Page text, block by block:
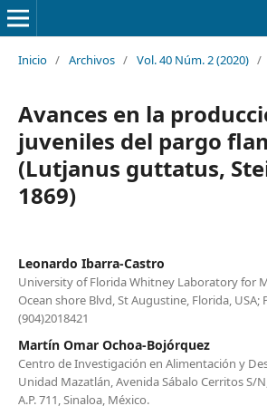
Inicio / Archivos / Vol. 40 Núm. 2 (2020) /
Avances en la
juveniles del pargo
(Lutjanus guttatus,
1869)
Leonardo Ibarra-Castro
University of Florida Whitney Laboratory for
Ocean shore Blvd, St Augustine, Florida, USA;
(904)2018421
Martín Omar Ochoa-Bojórquez
Centro de Investigación en Alimentación y
Unidad Mazatlán, Avenida Sábalo Cerritos S/
A.P. 711, Sinaloa, México.